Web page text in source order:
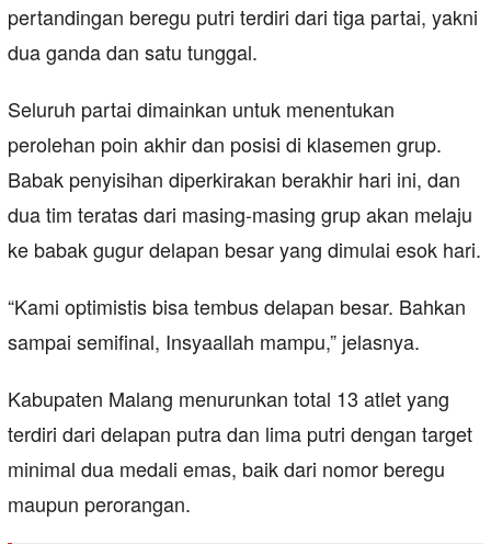
pertandingan beregu putri terdiri dari tiga partai, yakni
dua ganda dan satu tunggal.
Seluruh partai dimainkan untuk menentukan
perolehan poin akhir dan posisi di klasemen grup.
Babak penyisihan diperkirakan berakhir hari ini, dan
dua tim teratas dari masing-masing grup akan melaju
ke babak gugur delapan besar yang dimulai esok hari.
“Kami optimistis bisa tembus delapan besar. Bahkan
sampai semifinal, Insyaallah mampu,” jelasnya.
Kabupaten Malang menurunkan total 13 atlet yang
terdiri dari delapan putra dan lima putri dengan target
minimal dua medali emas, baik dari nomor beregu
maupun perorangan.